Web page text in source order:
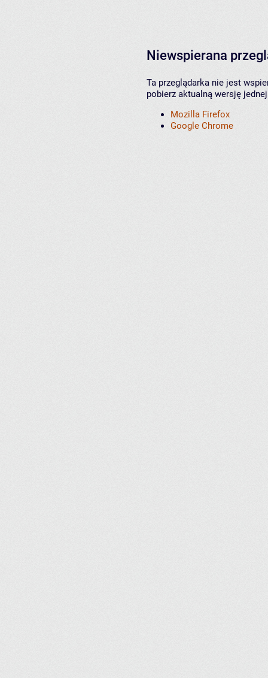
Niewspierana
Ta przeglądarka nie jest
pobierz aktualną wersję
Mozilla Firefox
Google Chrome